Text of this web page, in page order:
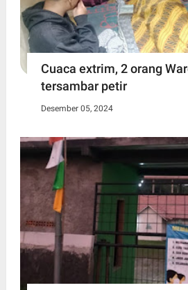
Cuaca extrim, 2 orang
tersambar petir
Desember 05, 2024